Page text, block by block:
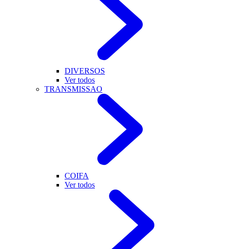
DIVERSOS
Ver todos
TRANSMISSAO
COIFA
Ver todos